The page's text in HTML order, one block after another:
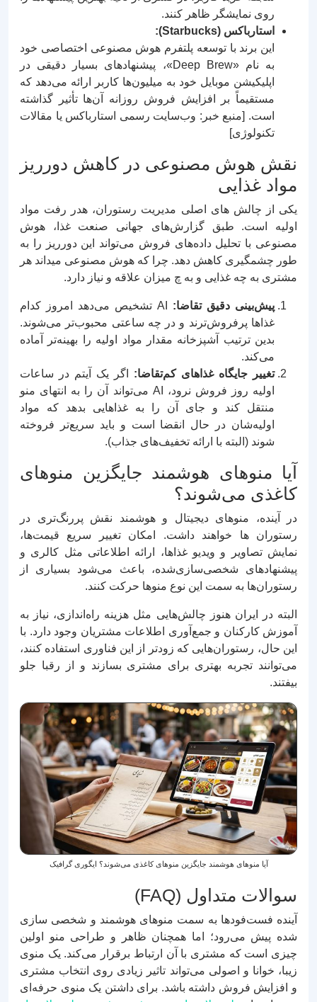
روی نمایشگر ظاهر کنند.
استارباکس (Starbucks):
این برند با توسعه پلتفرم هوش مصنوعی اختصاصی خود
به نام «Deep Brew»، پیشنهادهای بسیار دقیقی در
اپلیکیشن موبایل خود به میلیون‌ها کاربر ارائه می‌دهد که
مستقیماً بر افزایش فروش روزانه آن‌ها تأثیر گذاشته
است. [منبع خبر: وب‌سایت رسمی استارباکس یا مقالات
تکنولوژی]
نقش هوش مصنوعی در کاهش دورریز
مواد غذایی
یکی از چالش‌ های اصلی مدیریت رستوران، هدر رفت مواد
اولیه است. طبق گزارش‌های جهانی صنعت غذا، هوش
مصنوعی با تحلیل داده‌های فروش می‌تواند این دورریز را به‌
طور چشمگیری کاهش دهد. چرا که هوش مصنوعی میداند هر
مشتری به چه غذایی و به چ میزان علاقه و نیاز دارد.
پیش‌بینی دقیق تقاضا:
AI تشخیص می‌دهد امروز کدام
غذاها پرفروش‌ترند و در چه ساعتی محبوب‌تر می‌شوند.
بدین ترتیب آشپزخانه مقدار مواد اولیه را بهینه‌تر آماده
می‌کند.
تغییر جایگاه غذاهای کم‌تقاضا: اگر یک آیتم در ساعات
اولیه روز فروش نرود، AI می‌تواند آن را به انتهای منو
منتقل کند و جای آن را به غذاهایی بدهد که مواد
اولیه‌شان در حال انقضا است و باید سریع‌تر فروخته
شوند (البته با ارائه تخفیف‌های جذاب).
آیا منوهای هوشمند جایگزین منوهای
کاغذی می‌شوند؟
در آینده، منوهای دیجیتال و هوشمند نقش پررنگ‌تری در
رستوران‌ ها خواهند داشت. امکان تغییر سریع قیمت‌ها،
نمایش تصاویر و ویدیو غذاها، ارائه اطلاعاتی مثل کالری و
پیشنهادهای شخصی‌سازی‌شده، باعث می‌شود بسیاری از
رستوران‌ها به سمت این نوع منوها حرکت کنند.
البته در ایران هنوز چالش‌هایی مثل هزینه راه‌اندازی، نیاز به
آموزش کارکنان و جمع‌آوری اطلاعات مشتریان وجود دارد. با
این حال، رستوران‌هایی که زودتر از این فناوری استفاده کنند،
می‌توانند تجربه بهتری برای مشتری بسازند و از رقبا جلو
بیفتند.
آیا منوهای هوشمند جایگزین منوهای کاغذی می‌شوند؟ ایگوری گرافیک
سوالات متداول (FAQ)
آینده فست‌فودها به سمت منوهای هوشمند و شخصی‌ سازی‌
شده پیش می‌رود؛ اما همچنان ظاهر و طراحی منو اولین
چیزی است که مشتری با آن ارتباط برقرار می‌کند. یک منوی
زیبا، خوانا و اصولی می‌تواند تاثیر زیادی روی انتخاب مشتری
و افزایش فروش داشته باشد. برای داشتن یک منوی حرفه‌ای